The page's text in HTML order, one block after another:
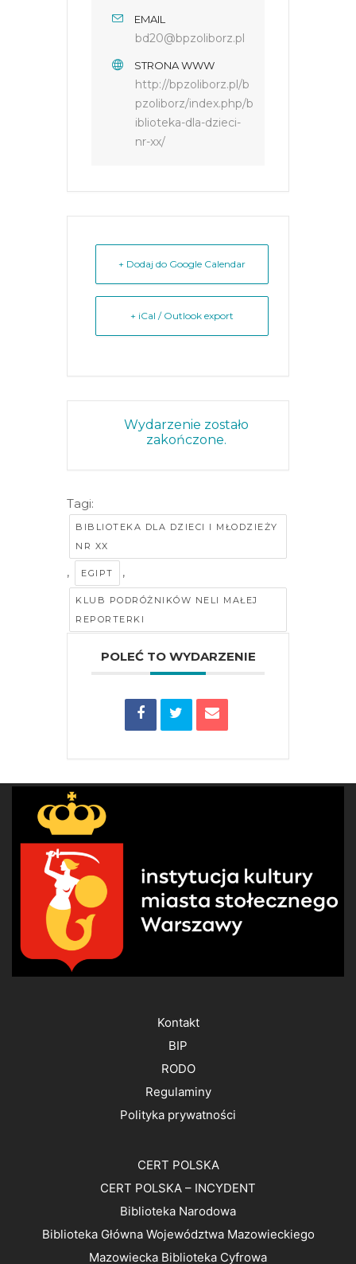
EMAIL
bd20@bpzoliborz.pl
STRONA WWW
http://bpzoliborz.pl/b
pzoliborz/index.php/b
iblioteka-dla-dzieci-
nr-xx/
+ Dodaj do Google Calendar
+ iCal / Outlook export
Wydarzenie zostało
zakończone.
Tagi:
BIBLIOTEKA DLA DZIECI I MŁODZIEŻY
NR XX
, EGIPT ,
KLUB PODRÓŻNIKÓW NELI MAŁEJ
REPORTERKI
POLEĆ TO WYDARZENIE
Kontakt
BIP
RODO
Regulaminy
Polityka prywatności
CERT POLSKA
CERT POLSKA – INCYDENT
Biblioteka Narodowa
Biblioteka Główna Województwa Mazowieckiego
Mazowiecka Biblioteka Cyfrowa